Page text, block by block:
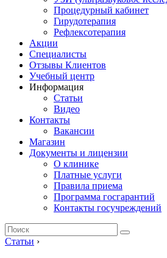
Процедурный кабинет
Гирудотерапия
Рефлексотерапия
Акции
Специалисты
Отзывы Клиентов
Учебный центр
Информация
Статьи
Видео
Контакты
Вакансии
Магазин
Документы и лицензии
О клинике
Платные услуги
Правила приема
Программа госгарантий
Контакты госучреждений
Статьи ›